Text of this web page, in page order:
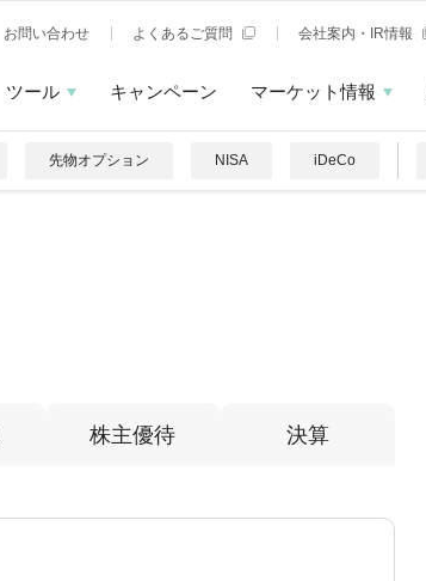
お問い合わせ よくあるご質問 会社案内・IR情報
ツール キャンペーン マーケット情報
先物オプション NISA iDeCo
株主優待 決算